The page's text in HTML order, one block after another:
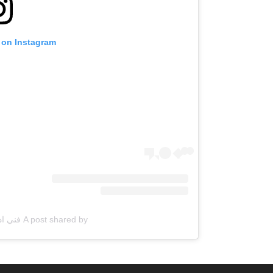
Instagram
A post shared by فني ادوات صحية (@q867com)